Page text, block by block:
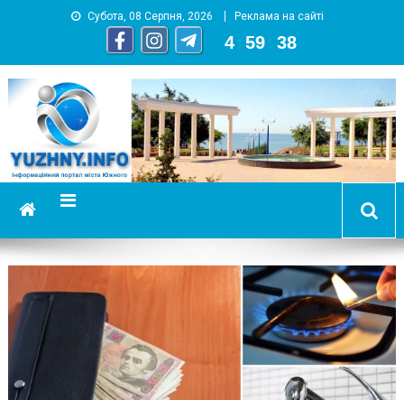
Субота, 08 Серпня, 2026 Реклама на сайті
4 59 38
YUZHNY.INFO
информационный портал города Южный